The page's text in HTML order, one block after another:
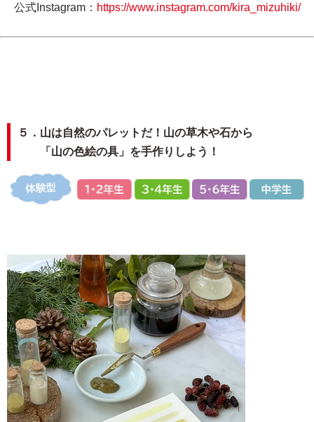
公式Instagram： https://www.instagram.com/kira_mizuhiki/
５．山は自然のパレットだ！山の草木や石から
「山の色絵の具」を手作りしよう！